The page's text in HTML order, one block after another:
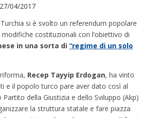
27/04/2017
si è svolto un referendum popolare
costituzionali con l’obiettivo di
in una sorta di “regime di un solo
Recep Tayyip Erdogan, ha vinto
e il popolo turco pare aver dato così al
della Giustizia e dello Sviluppo (Akp)
la struttura statale e fare piazza